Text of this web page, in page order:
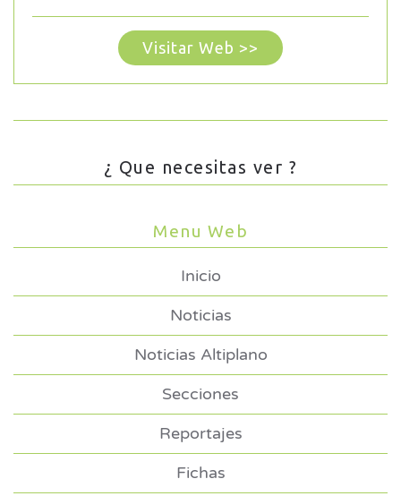
Visitar Web >>
¿ Que necesitas ver ?
Menu Web
Inicio
Noticias
Noticias Altiplano
Secciones
Reportajes
Fichas